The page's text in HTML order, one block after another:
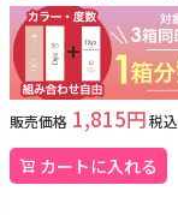
販売価格 1,815 税込
カートに入れる